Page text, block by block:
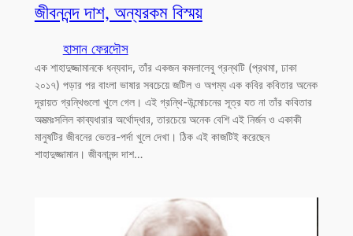
জীবননন্দ দাশ, অন্যরকম বিস্ময়
হাসান ফেরদৌস
এক শাহাদুজ্জামানকে ধন্যবাদ, তাঁর একজন কমলালেবু গ্রন্থটি (প্রথমা, ঢাকা
২০১৭) পড়ার পর বাংলা ভাষার সবচেয়ে জটিল ও অগম্য এক কবির কবিতার অনেক
দূরায়ত গ্রন্থিগুলো খুলে গেল। এই গ্রন্থি-উন্মোচনের সূত্র যত না তাঁর কবিতার
অমত্মঃসলিল কাব্যধারার অর্থোদ্ধার, তারচেয়ে অনেক বেশি এই নির্জন ও একাকী
মানুষটির জীবনের ভেতর-পর্দা খুলে দেখা। ঠিক এই কাজটিই করেছেন
শাহাদুজ্জামান। জীবনানন্দ দাশ…